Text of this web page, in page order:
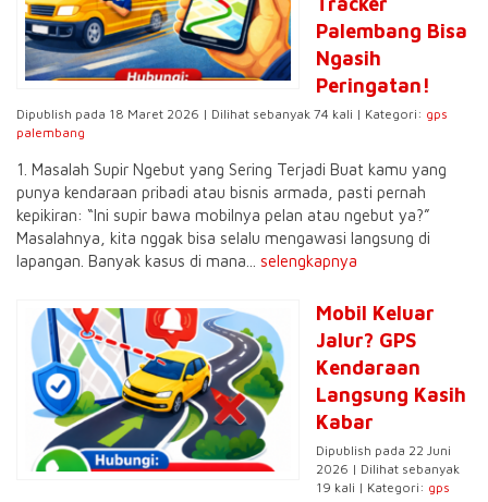
Palembang Bisa
Ngasih
Peringatan!
Dipublish pada 18 Maret 2026 | Dilihat sebanyak 74 kali | Kategori: gps
palembang
1. Masalah Supir Ngebut yang Sering Terjadi Buat kamu yang
punya kendaraan pribadi atau bisnis armada, pasti pernah
kepikiran: “Ini supir bawa mobilnya pelan atau ngebut ya?”
Masalahnya, kita nggak bisa selalu mengawasi langsung di
lapangan. Banyak kasus di mana... selengkapnya
Mobil Keluar
Jalur? GPS
Kendaraan
Langsung Kasih
Kabar
Dipublish pada 22 Juni
2026 | Dilihat sebanyak
19 kali | Kategori: gps